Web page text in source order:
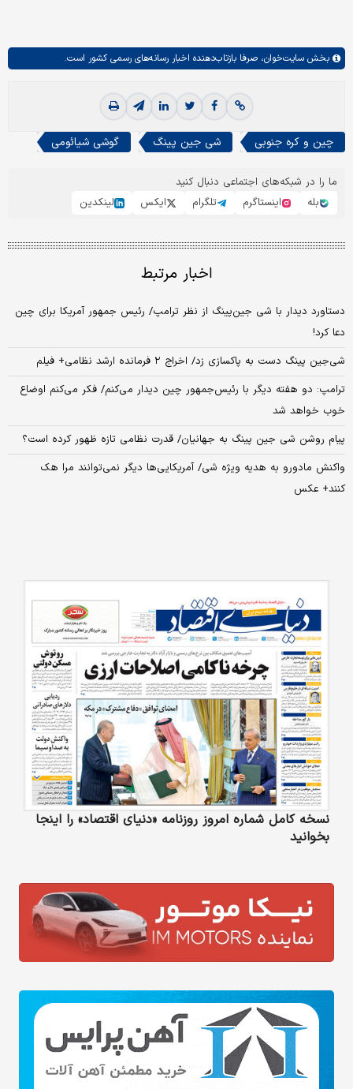
بخش سایت‌خوان، صرفا بازتاب‌دهنده اخبار رسانه‌های رسمی کشور است.
چین و کره جنوبی شی جین پینگ گوشی شیائومی
ما را در شبکه‌های اجتماعی دنبال کنید
بله
اینستاگرم تلگرام ایکس لینکدین
اخبار مرتبط
دستاورد دیدار با شی جین‌پینگ از نظر ترامپ/ رئیس جمهور آمریکا برای چین
دعا کرد!
شی‌جین پینگ دست به پاکسازی زد/ اخراج ۲ فرمانده ارشد نظامی+ فیلم
ترامپ: دو هفته دیگر با رئیس‌جمهور چین دیدار می‌کنم/ فکر می‌کنم اوضاع
خوب خواهد شد
پیام روشن شی جین پینگ به جهانیان/ قدرت نظامی تازه ظهور کرده است؟
واکنش مادورو به هدیه ویژه شی/ آمریکایی‌ها دیگر نمی‌توانند مرا هک
کنند+ عکس
نسخه کامل شماره امروز روزنامه «دنیای‌ اقتصاد» را اینجا
بخوانید